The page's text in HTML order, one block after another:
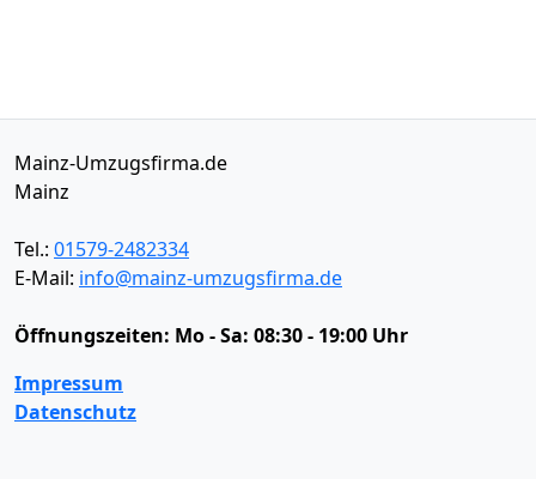
Mainz-Umzugsfirma.de
Mainz
Tel.: 01579-2482334
E-Mail: info@mainz-umzugsfirma.de
Öffnungszeiten: Mo - Sa: 08:30 - 19:00 Uhr
Impressum
Datenschutz